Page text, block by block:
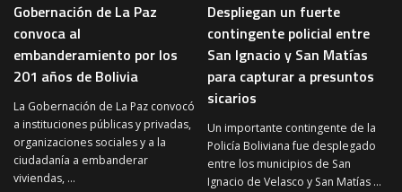
Gobernación de La Paz
convoca al
embanderamiento por los
201 años de Bolivia
La Gobernación de La Paz convocó
a instituciones públicas y privadas,
organizaciones sociales y a la
ciudadanía a embanderar
viviendas, ...
Despliegan un fuerte
contingente policial entre
San Ignacio y San Matías
para capturar a presuntos
sicarios
Un importante contingente de la
Policía Boliviana fue desplegado
entre los municipios de San
Ignacio de Velasco y San Matías ...